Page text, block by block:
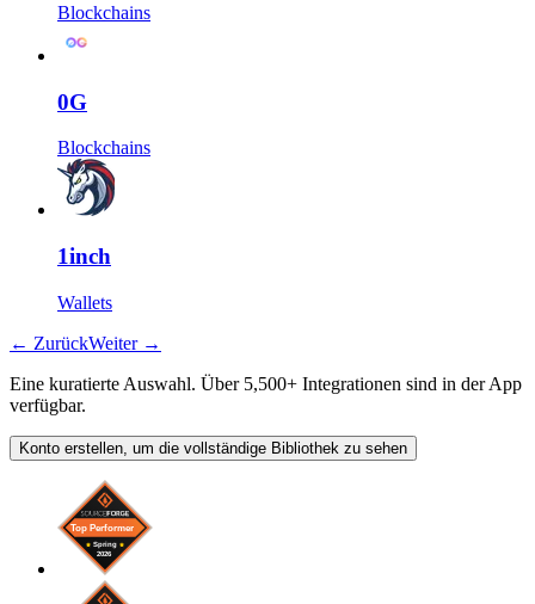
Blockchains
0G
Blockchains
1inch
Wallets
← ZurückWeiter →
Eine kuratierte Auswahl. Über 5,500+ Integrationen sind in der App
verfügbar.
Konto erstellen, um die vollständige Bibliothek zu sehen